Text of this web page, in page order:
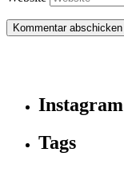
Instagram
Tags